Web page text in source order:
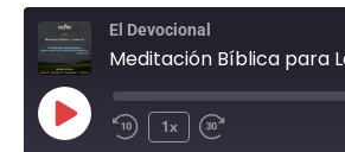
El Devocional
Meditación Bíblica para
1x